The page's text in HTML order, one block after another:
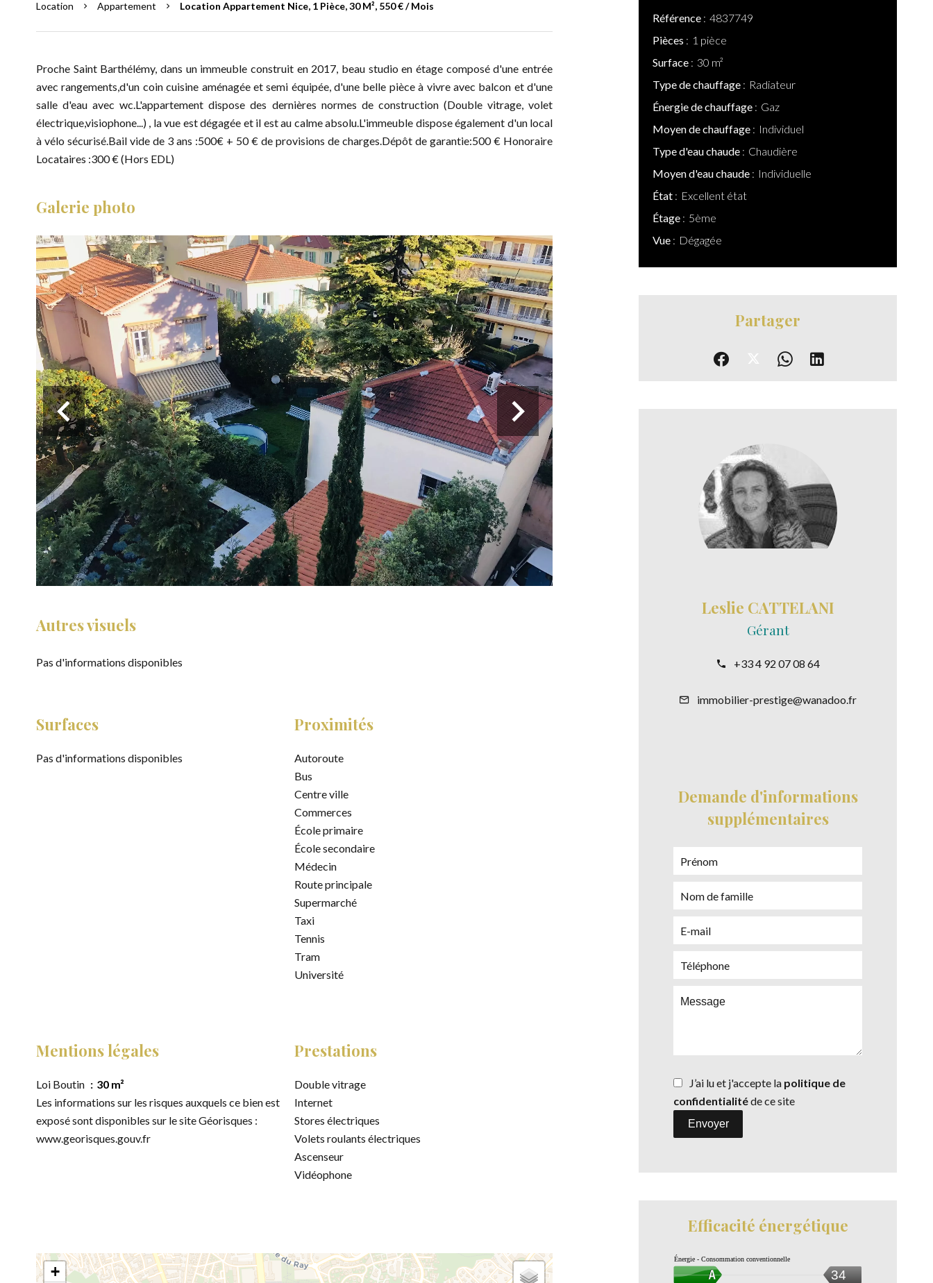
Location Appartement Location Appartement Nice, 1 Pièce, 30 M², 550 € / Mois
Proche Saint Barthélémy, dans un immeuble construit en 2017, beau studio en étage composé d'une entrée
avec rangements,d'un coin cuisine aménagée et semi équipée, d'une belle pièce à vivre avec balcon et d'une
salle d'eau avec wc.L'appartement dispose des dernières normes de construction (Double vitrage, volet
électrique,visiophone...) , la vue est dégagée et il est au calme absolu.L'immeuble dispose également d'un local
à vélo sécurisé.Bail vide de 3 ans :500€ + 50 € de provisions de charges.Dépôt de garantie:500 € Honoraire
Locataires :300 € (Hors EDL)
Galerie photo
Autres visuels
Pas d'informations disponibles
Surfaces
Pas d'informations disponibles
Proximités
Autoroute
Bus
Centre ville
Commerces
École primaire
École secondaire
Médecin
Route principale
Supermarché
Taxi
Tennis
Tram
Université
Mentions légales
Loi Boutin
30 m²
Les informations sur les risques auxquels ce bien est
exposé sont disponibles sur le site Géorisques :
www.georisques.gouv.fr
Prestations
Double vitrage
Internet
Stores électriques
Volets roulants électriques
Ascenseur
Vidéophone
+
Référence
4837749
Pièces
1 pièce
Surface
30 m²
Type de chauffage
Radiateur
Énergie de chauffage
Gaz
Moyen de chauffage
Individuel
Type d'eau chaude
Chaudière
Moyen d'eau chaude
Individuelle
État
Excellent état
Étage
5ème
Vue
Dégagée
Partager
Leslie CATTELANI
Gérant
+33 4 92 07 08 64
immobilier-prestige@wanadoo.fr
Demande d'informations
supplémentaires
J’ai lu et j'accepte la politique de
confidentialitéde ce site
Envoyer
Efficacité énergétique
Énergie - Consommation conventionnelle
34